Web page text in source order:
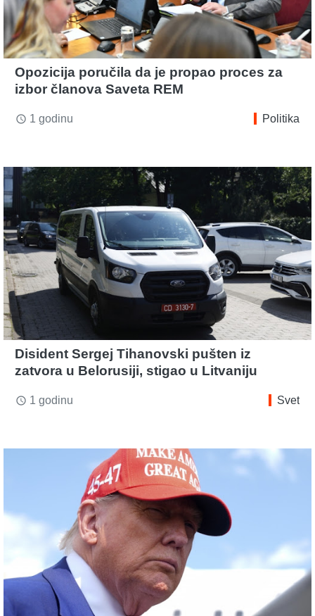
Opozicija poručila da je propao proces za
izbor članova Saveta REM
access_time 1 godinu Politika
Disident Sergej Tihanovski pušten iz
zatvora u Belorusiji, stigao u Litvaniju
access_time 1 godinu Svet